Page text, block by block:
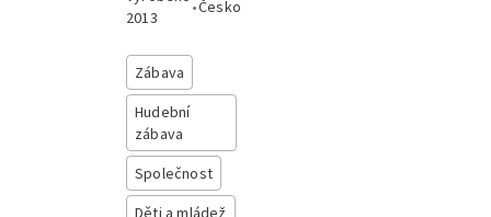
2013
•Česko
Zábava
Hudební
zábava
Společnost
Děti a mládež